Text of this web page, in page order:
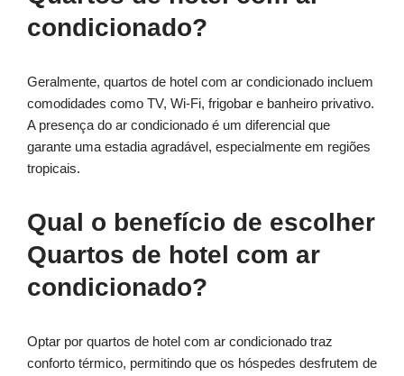
condicionado?
Geralmente, quartos de hotel com ar condicionado incluem
comodidades como TV, Wi-Fi, frigobar e banheiro privativo.
A presença do ar condicionado é um diferencial que
garante uma estadia agradável, especialmente em regiões
tropicais.
Qual o benefício de escolher
Quartos de hotel com ar
condicionado?
Optar por quartos de hotel com ar condicionado traz
conforto térmico, permitindo que os hóspedes desfrutem de